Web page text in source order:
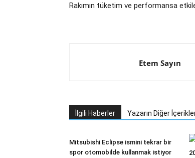
Rakımın tüketim ve performansa
Etem Sayın
İlgili Haberler Yazarın Diğer
Mitsubishi Eclipse ismini tekrar bir
spor otomobilde kullanmak istiyor